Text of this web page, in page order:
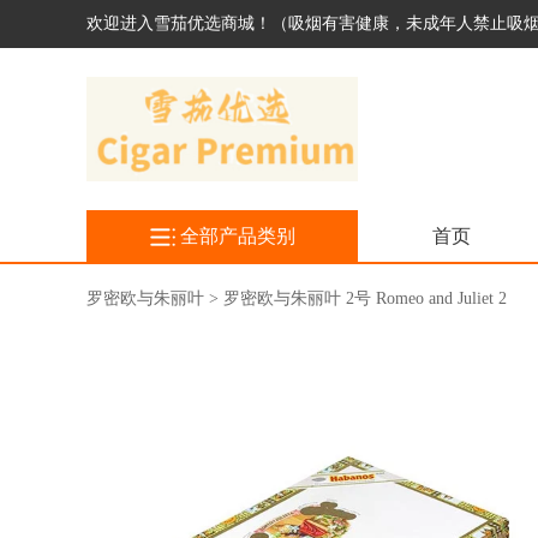
欢迎进入雪茄优选商城！（吸烟有害健康，未成年人禁止吸
全部产品类别 首页
罗密欧与朱丽叶 > 罗密欧与朱丽叶 2号 Romeo and Juliet 2